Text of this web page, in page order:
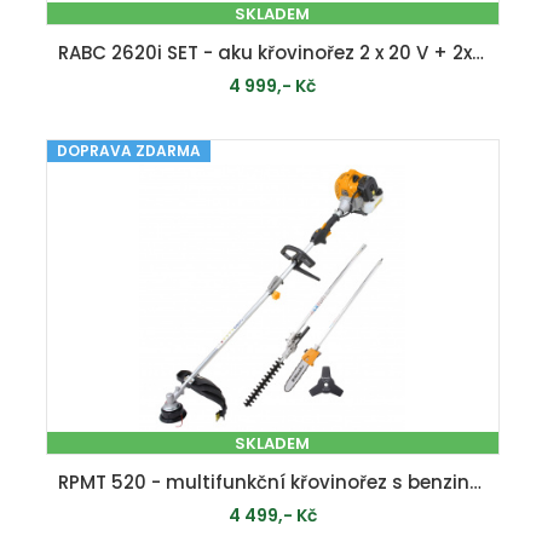
SKLADEM
RABC 2620i SET - aku křovinořez 2 x 20 V + 2x 4 Ah baterie + duální rychlonabíječka 4,5 A
4 999,- Kč
DOPRAVA ZDARMA
SKLADEM
RPMT 520 - multifunkční křovinořez s benzinovým motorem 4 v 1
4 499,- Kč